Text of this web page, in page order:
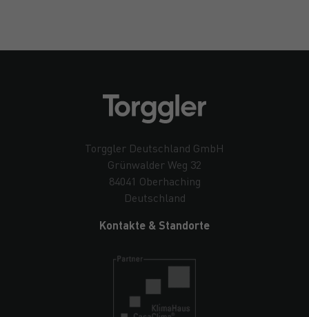
Torggler Deutschland GmbH
Grünwalder Weg 32
84041 Oberhaching
Deutschland
Kontakte & Standorte